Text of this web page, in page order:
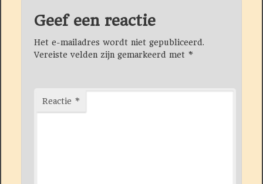
Geef een reactie
Het e-mailadres wordt niet gepubliceerd.
Vereiste velden zijn gemarkeerd met *
Reactie *